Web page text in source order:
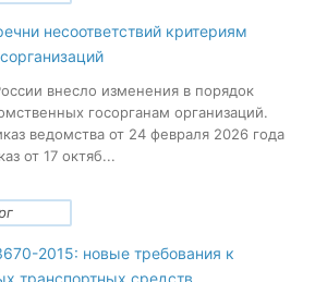
несоответствий критериям
внесло изменения в порядок
госорганам организаций.
ведомства от 24 февраля 2026 года
от 17 октяб...
2015: новые требования к
транспортных средств